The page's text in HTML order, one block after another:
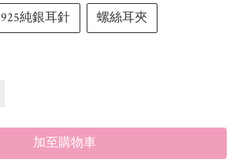
925純銀耳針 螺絲耳夾
加至購物車